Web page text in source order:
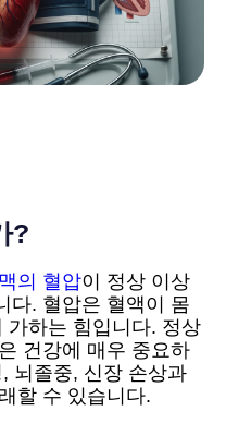
?
의 혈압이 정상 이상
다. 혈압은 혈액이 몸
가하는 힘입니다. 정상
건강에 매우 중요하
뇌졸중, 신장 손상과
할 수 있습니다.